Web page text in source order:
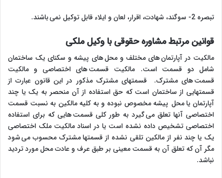
تبصره 2- سوگند، شهادت، اقرار، لعان و ایلاء قابل توکیل نمی باشند.
قوانین مرتبط مشاوره حقوقی با وکیل ملکی
مالکیت در آپارتمان های مختلف و محل های پیشه و سکنای یک ساختمان
شامل دو قسمت است. مالکیت قسمت های اختصاصی و مالکیت
قسمت های مشترک. قسمتهای مشترک مذکور در این قانون عبارت از
قسمتهایی از ساختمان است که حق استفاده از آن منحصر به یک یا چند
آپارتمان یا محل پیشه مخصوص نبوده و به کلیه مالکین به نسبت قسمت
اختصاصی آنها تعلق می گیرد به طور کلی قسمت هایی که برای استفاده
اختصاصی تشخیص داده نشده است یا در اسناد مالکیت ملک اختصاصی
یک یا چند نفر از مالکین تلقی نشده از قسمتها مشترک محسوب می شود
مگر آن که تعلق آن به قسمت معینی بر طبق عرف و عادت محل مورد تردید
نباشد.